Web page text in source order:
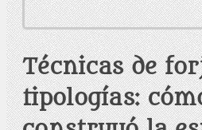
Técnicas de
tipologías: